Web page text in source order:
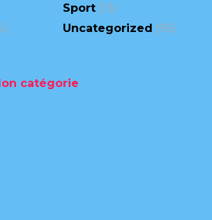
Sport (13)
Uncategorized (95)
catégorie